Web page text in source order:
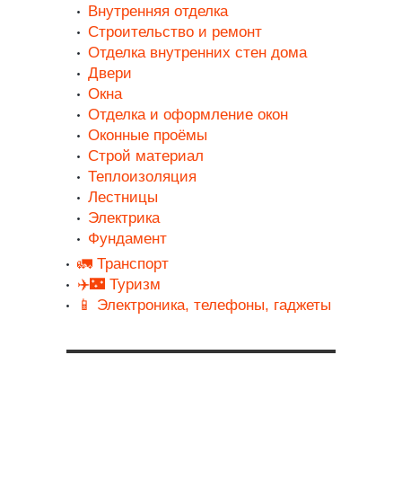
Внутренняя отделка
Строительство и ремонт
Отделка внутренних стен дома
Двери
Окна
Отделка и оформление окон
Оконные проёмы
Строй материал
Теплоизоляция
Лестницы
Электрика
Фундамент
🚛 Транспорт
✈️🌃 Туризм
📱 Электроника, телефоны, гаджеты